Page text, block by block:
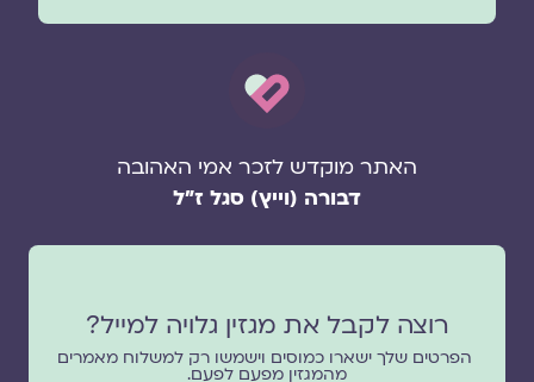
האתר מוקדש לזכר אמי האהובה
דבורה (וייץ) סגל ז"ל
רוצה לקבל את מגזין גלויה למייל?
הפרטים שלך ישארו כמוסים וישמשו רק למשלוח מאמרים
מהמגזין מפעם לפעם.